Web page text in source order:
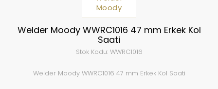
Moody
Welder Moody WWRC1016 47 mm Erkek Kol
Saati
Stok Kodu:WWRC1016
Welder Moody WWRC1016 47 mm Erkek Kol Saati